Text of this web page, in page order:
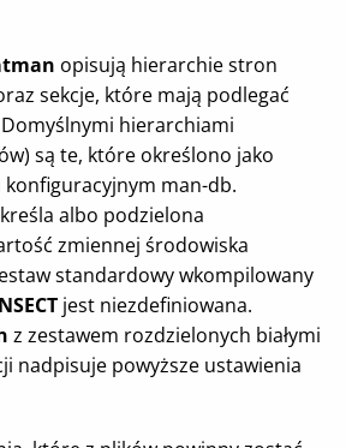
opisują hierarchie stron
sekcje, które mają podlegać
hierarchiami
są te, które określono jako
man-db.
albo podzielona
zmiennej środowiska
standardowy wkompilowany
jest niezdefiniowana.
z zestawem rozdzielonych białymi
nadpisuje powyższe ustawienia